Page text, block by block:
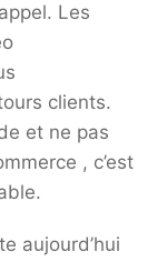
Les
clients.
et ne pas
, c’est
aujourd’hui